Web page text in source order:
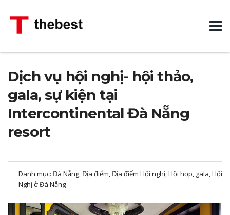
Dịch vụ hội nghị- hội thảo,
gala, sự kiện tại
Intercontinental Đà Nẵng
resort
Danh mục: Đà Nẵng, Địa điểm, Địa điểm Hội nghị, Hội họp, gala, Hội
Nghị ở Đà Nẵng